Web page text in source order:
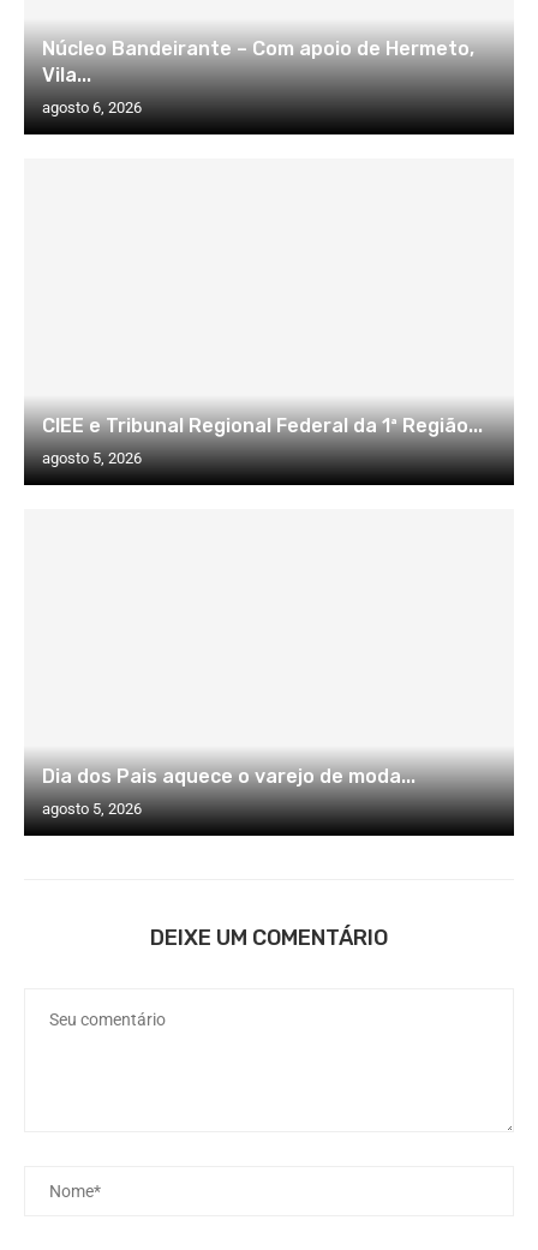
Núcleo Bandeirante – Com apoio de Hermeto,
Vila...
agosto 6, 2026
CIEE e Tribunal Regional Federal da 1ª Região...
agosto 5, 2026
Dia dos Pais aquece o varejo de moda...
agosto 5, 2026
DEIXE UM COMENTÁRIO